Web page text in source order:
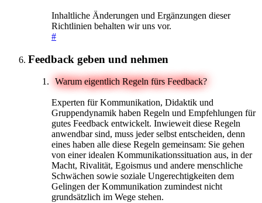
Inhaltliche Änderungen und Ergänzungen dieser
Richtlinien behalten wir uns vor.
#
Feedback geben und nehmen
Warum eigentlich Regeln fürs Feedback?
Experten für Kommunikation, Didaktik und
Gruppendynamik haben Regeln und Empfehlungen für
gutes Feedback entwickelt. Inwieweit diese Regeln
anwendbar sind, muss jeder selbst entscheiden, denn
eines haben alle diese Regeln gemeinsam: Sie gehen
von einer idealen Kommunikationssituation aus, in der
Macht, Rivalität, Egoismus und andere menschliche
Schwächen sowie soziale Ungerechtigkeiten dem
Gelingen der Kommunikation zumindest nicht
grundsätzlich im Wege stehen.